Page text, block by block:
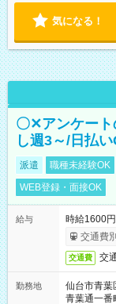
気になる！
〇✕アンケート
し週3～/日払
派遣 職種未経験OK
WEB登録・面接OK
給与
時給1600
交通費
交通費 交
勤務地
仙台市青葉
青葉通一番